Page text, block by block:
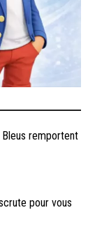
Bleus remportent
pour vous